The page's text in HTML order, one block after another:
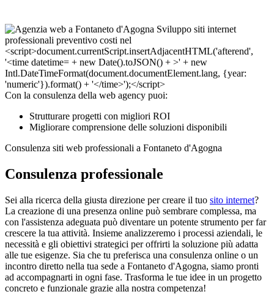
Con la consulenza della web agency puoi:
Strutturare progetti con migliori ROI
Migliorare comprensione delle soluzioni disponibili
Consulenza siti web professionali a Fontaneto d'Agogna
Consulenza professionale
Sei alla ricerca della giusta direzione per creare il tuo sito internet?
La creazione di una presenza online può sembrare complessa, ma
con l'assistenza adeguata può diventare un potente strumento per far
crescere la tua attività. Insieme analizzeremo i processi aziendali, le
necessità e gli obiettivi strategici per offrirti la soluzione più adatta
alle tue esigenze. Sia che tu preferisca una consulenza online o un
incontro diretto nella tua sede a Fontaneto d'Agogna, siamo pronti
ad accompagnarti in ogni fase. Trasforma le tue idee in un progetto
concreto e funzionale grazie alla nostra competenza!